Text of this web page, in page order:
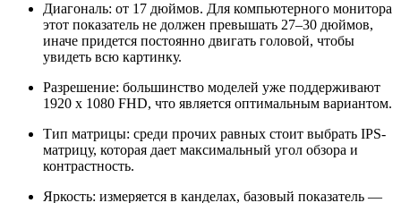
Диагональ: от 17 дюймов. Для компьютерного монитора
этот показатель не должен превышать 27–30 дюймов,
иначе придется постоянно двигать головой, чтобы
увидеть всю картинку.
Разрешение: большинство моделей уже поддерживают
1920 x 1080 FHD, что является оптимальным вариантом.
Тип матрицы: среди прочих равных стоит выбрать IPS-
матрицу, которая дает максимальный угол обзора и
контрастность.
Яркость: измеряется в канделах, базовый показатель —